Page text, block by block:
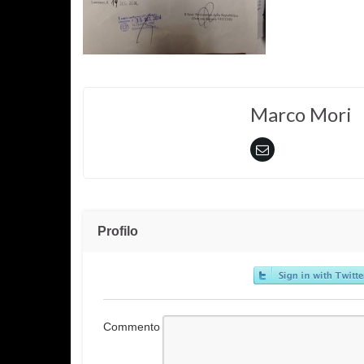
Marco Mori
Profilo
Commento